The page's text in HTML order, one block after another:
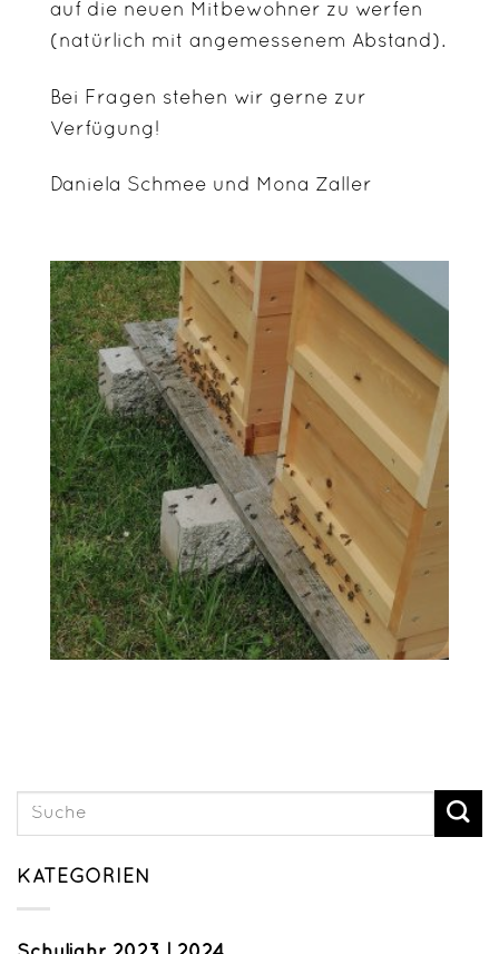
KATEGORIEN
auf die neuen Mitbewohner zu werfen
(natürlich mit angemessenem Abstand).
Bei Fragen stehen wir gerne zur
Verfügung!
Daniela Schmee und Mona Zaller